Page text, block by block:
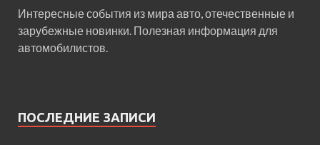
Интересные события из мира авто, отечественные и
зарубежные новинки. Полезная информация для
автомобилистов.
ПОСЛЕДНИЕ ЗАПИСИ